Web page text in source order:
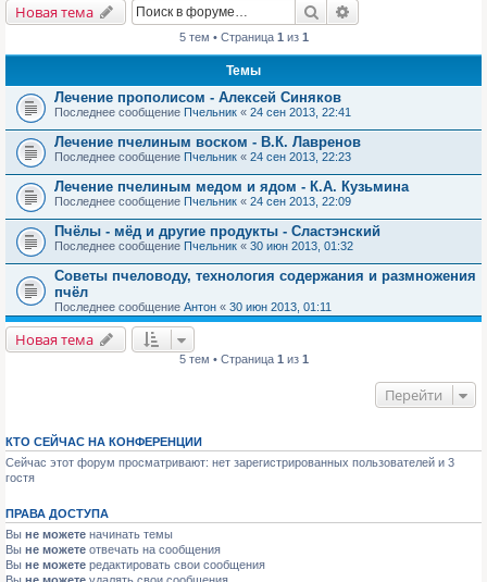
Новая тема Поиск
5 тем • Страница 1 из 1
Темы
Лечение прополисом - Алексей Синяков
Последнее сообщение Пчельник « 24 сен 2013, 22:41
Лечение пчелиным воском - В.К. Лавренов
Последнее сообщение Пчельник « 24 сен 2013, 22:23
Лечение пчелиным медом и ядом - К.А. Кузьмина
Последнее сообщение Пчельник « 24 сен 2013, 22:09
Пчёлы - мёд и другие продукты - Сластэнский
Последнее сообщение Пчельник « 30 июн 2013, 01:32
Советы пчеловоду, технология содержания и размножения
пчёл
Последнее сообщение Антон « 30 июн 2013, 01:11
Новая тема
5 тем • Страница 1 из 1
Перейти
КТО СЕЙЧАС НА КОНФЕРЕНЦИИ
Сейчас этот форум просматривают: нет зарегистрированных пользователей и 3
гостя
ПРАВА ДОСТУПА
Вы не можете начинать темы
Вы не можете отвечать на сообщения
Вы не можете редактировать свои сообщения